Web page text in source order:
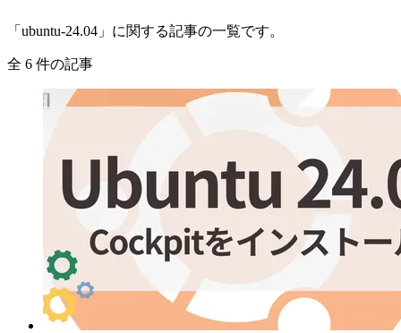
「ubuntu-24.04」に関する記事の一覧です。
全 6 件の記事